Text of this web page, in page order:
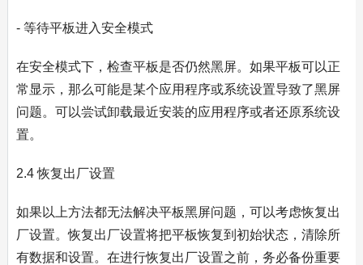
- 等待平板进入安全模式
在安全模式下，检查平板是否仍然黑屏。如果平板可以正
常显示，那么可能是某个应用程序或系统设置导致了黑屏
问题。可以尝试卸载最近安装的应用程序或者还原系统设
置。
2.4 恢复出厂设置
如果以上方法都无法解决平板黑屏问题，可以考虑恢复出
厂设置。恢复出厂设置将把平板恢复到初始状态，清除所
有数据和设置。在进行恢复出厂设置之前，务必备份重要